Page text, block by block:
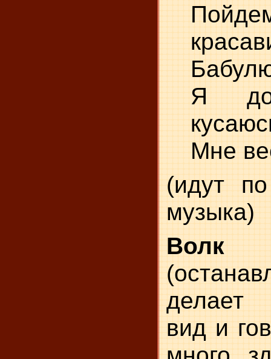
Я
Мне
(идут
музыка)
Волк
делает
вид и